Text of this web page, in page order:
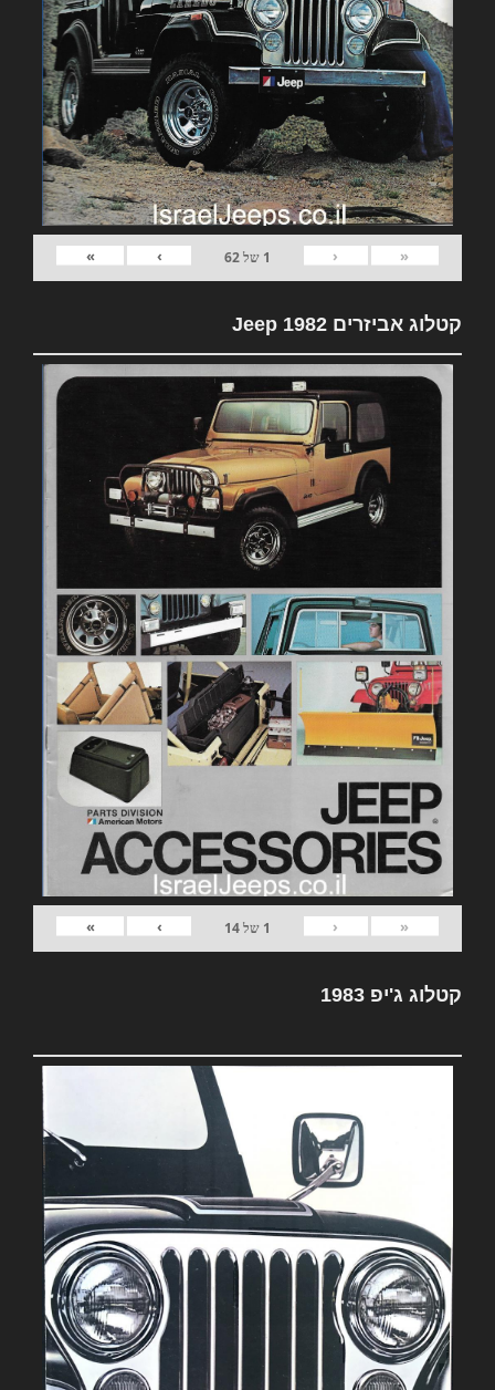
«
‹
1 של62
›
»
קטלוג אביזרים 1982 Jeep
«
‹
1 של14
›
»
קטלוג ג'יפ 1983